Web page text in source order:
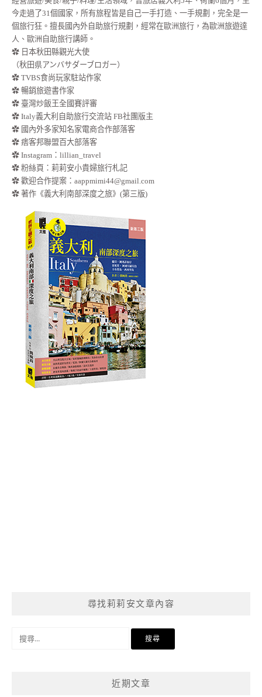
今走過了31個國家，所有旅程皆是自己一手打造、一手規劃，完全是一
個旅行狂。擅長國內外自助旅行規劃，經常在歐洲旅行，為歐洲旅遊達
人、歐洲自助旅行講師。
✿ 日本秋田縣觀光大使
（秋田県アンバサダーブロガー）
✿ TVBS食尚玩家駐站作家
✿ 暢銷旅遊書作家
✿ 臺灣炒飯王全國賽評審
✿ Italy義大利自助旅行交流站 FB社團版主
✿ 國內外多家知名家電商合作部落客
✿ 痞客邦聯盟百大部落客
✿ Instagram：lillian_travel
✿ 粉絲頁：莉莉安小貴婦旅行札記
✿ 歡迎合作提案： aappmimi44@gmail.com
✿ 著作《義大利南部深度之旅》(第三版)
尋找莉莉安文章內容
近期文章